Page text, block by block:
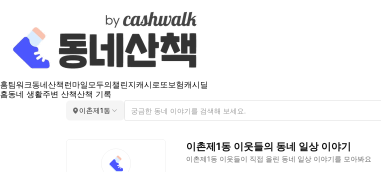
홈팀워크동네산책 런마일모두의챌린지캐시로또보험캐시딜
홈동네 생활주변 산책산책 기록
이촌제1동
이촌제1동 이웃들의 동네 일상이야기
이촌제1동 이웃들이 직접 올린 동네 일상 이야기를 모아봐요